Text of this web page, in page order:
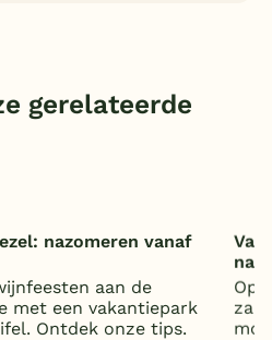
gerelateerde
nazomeren vanaf
aan de
met een vakantiepark
Ontdek onze tips.
Op